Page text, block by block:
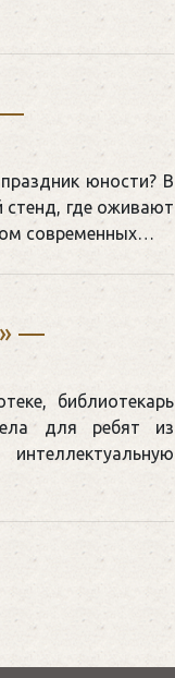
—
юности? В
стенд, где оживают
современных…
—
библиотекарь
для ребят из